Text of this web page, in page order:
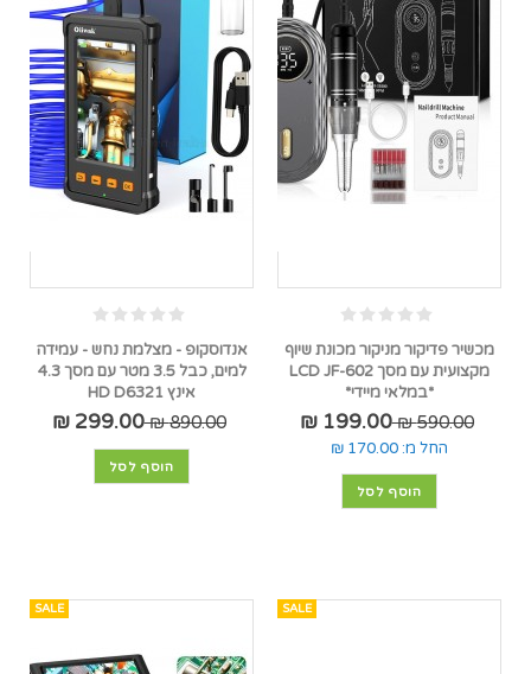
מכשיר פדיקור מניקור מכונת שיוף
מקצועית עם מסך LCD JF-602
*במלאי מיידי*
590.00 ₪
199.00 ₪
החל מ: 170.00 ₪
הוסף לסל
אנדוסקופ - מצלמת נחש - עמידה
למים, כבל 3.5 מטר עם מסך 4.3
אינץ HD D6321
890.00 ₪
299.00 ₪
הוסף לסל
SALE
SALE